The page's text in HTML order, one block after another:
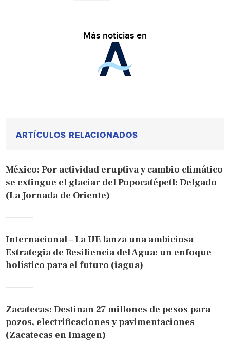
Más noticias en
ARTÍCULOS RELACIONADOS
México: Por actividad eruptiva y cambio climático
se extingue el glaciar del Popocatépetl: Delgado
(La Jornada de Oriente)
Internacional – La UE lanza una ambiciosa
Estrategia de Resiliencia del Agua: un enfoque
holístico para el futuro (iagua)
Zacatecas: Destinan 27 millones de pesos para
pozos, electrificaciones y pavimentaciones
(Zacatecas en Imagen)